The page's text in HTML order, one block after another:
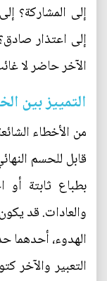
إلى المشاركة؟
إلى اعتذار
الآخر حاضر لا
التمييز بين
من الأخطاء
قابل للحسم
بطباع ثابتة
والعادات. قد
الهدوء، أحدهما
التعبير والآخر